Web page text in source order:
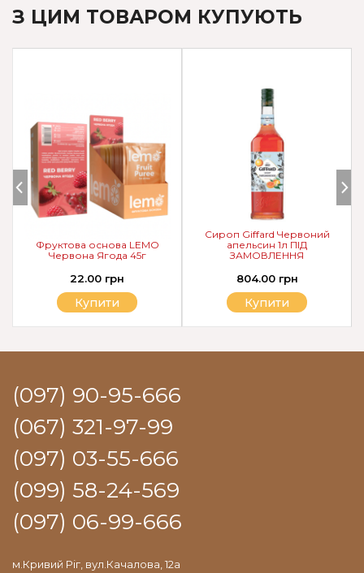
З ЦИМ ТОВАРОМ КУПУЮТЬ
Сироп Giffard Червоний
апельсин 1л ПІД
ЗАМОВЛЕННЯ
804.00 грн
Купити
Фруктова основа LEMO
Червона Ягода 45г
22.00 грн
Купити
(097) 90-95-666
(067) 321-97-99
(097) 03-55-666
(099) 58-24-569
(097) 06-99-666
м.Кривий Ріг, вул.Качалова, 12а